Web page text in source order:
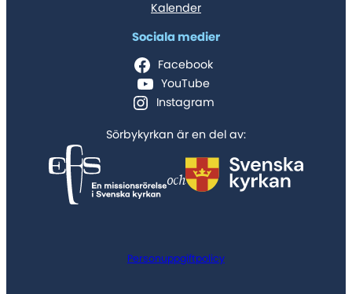
Kalender
Sociala medier
Facebook
YouTube
Instagram
Sörbykyrkan är en del av:
och
Personuppgiftpolicy